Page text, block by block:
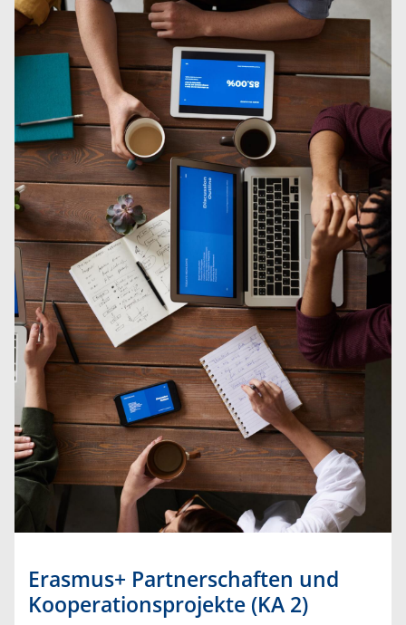
Erasmus+ Partnerschaften und
Kooperationsprojekte (KA 2)